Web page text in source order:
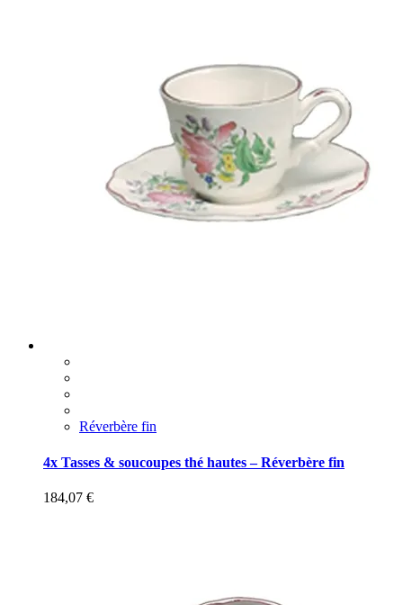
Réverbère fin
4x Tasses & soucoupes thé hautes – Réverbère fin
184,07 €